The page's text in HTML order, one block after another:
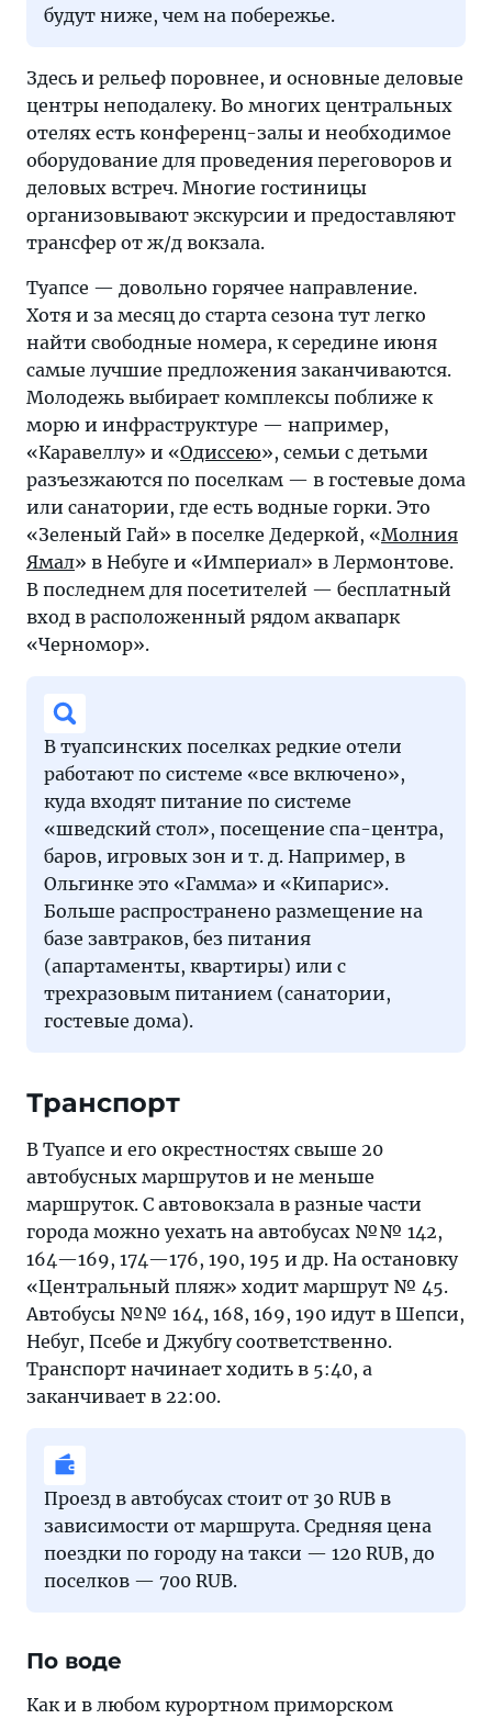
будут ниже, чем на побережье.
Здесь и рельеф поровнее, и основные деловые
центры неподалеку. Во многих центральных
отелях есть конференц-залы и необходимое
оборудование для проведения переговоров и
деловых встреч. Многие гостиницы
организовывают экскурсии и предоставляют
трансфер от ж/д вокзала.
Туапсе — довольно горячее направление.
Хотя и за месяц до старта сезона тут легко
найти свободные номера, к середине июня
самые лучшие предложения заканчиваются.
Молодежь выбирает комплексы поближе к
морю и инфраструктуре — например,
«Каравеллу» и «Одиссею», семьи с детьми
разъезжаются по поселкам — в гостевые дома
или санатории, где есть водные горки. Это
«Зеленый Гай» в поселке Дедеркой, «Молния
Ямал» в Небуге и «Империал» в Лермонтове.
В последнем для посетителей — бесплатный
вход в расположенный рядом аквапарк
«Черномор».
В туапсинских поселках редкие отели
работают по системе «все включено»,
куда входят питание по системе
«шведский стол», посещение спа-центра,
баров, игровых зон и т. д. Например, в
Ольгинке это «Гамма» и «Кипарис».
Больше распространено размещение на
базе завтраков, без питания
(апартаменты, квартиры) или с
трехразовым питанием (санатории,
гостевые дома).
Транспорт
В Туапсе и его окрестностях свыше 20
автобусных маршрутов и не меньше
маршруток. С автовокзала в разные части
города можно уехать на автобусах №№ 142,
164—169, 174—176, 190, 195 и др. На остановку
«Центральный пляж» ходит маршрут № 45.
Автобусы №№ 164, 168, 169, 190 идут в Шепси,
Небуг, Псебе и Джубгу соответственно.
Транспорт начинает ходить в 5:40, а
заканчивает в 22:00.
Проезд в автобусах стоит от 30 RUB в
зависимости от маршрута. Средняя цена
поездки по городу на такси — 120 RUB, до
поселков — 700 RUB.
По воде
Как и в любом курортном приморском